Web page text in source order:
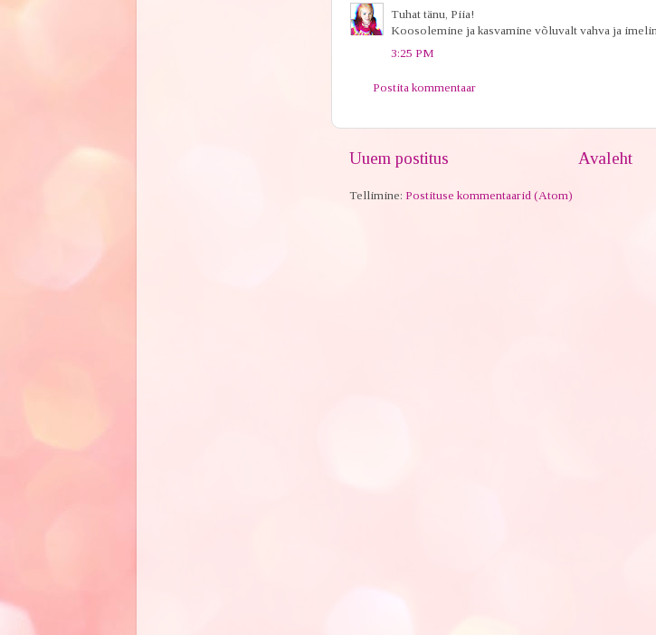
Tuhat tänu, Piia!
Koosolemine ja kasvamine võluvalt vahva ja
3:25 PM
Postita kommentaar
Uuem postitus Avaleht
Tellimine: Postituse kommentaarid (Atom)